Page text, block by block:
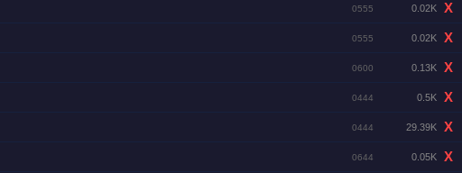
0555 0.02K
X
0555 0.02K
X
0600 0.13K
X
0444 0.5K
X
0444 29.39K
X
0644 0.05K
X